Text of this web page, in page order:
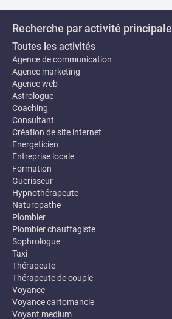
Recherche par activité principale
Toutes les activités
Agence de communication
Agence marketing
Agence web
Astrologue
Coaching
Consultant
Création de site internet
Energeticien
Entreprise locale
Formation
Guerisseur
Hypnothérapeute
Naturopathe
Plombier
Plombier chauffagiste
Sophrologue
Taxi
Thérapeute
Thérapeute de couple
Voyance
Voyance cartomancie
Voyant medium